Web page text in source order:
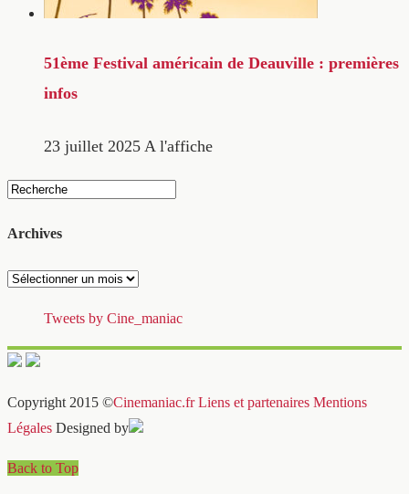
51ème Festival américain de Deauville : premières
infos
23 juillet 2025 A l'affiche
Archives
Archives
Tweets by Cine_maniac
Copyright 2015 ©Cinemaniac.fr Liens et partenaires Mentions
Légales Designed by
Back to Top